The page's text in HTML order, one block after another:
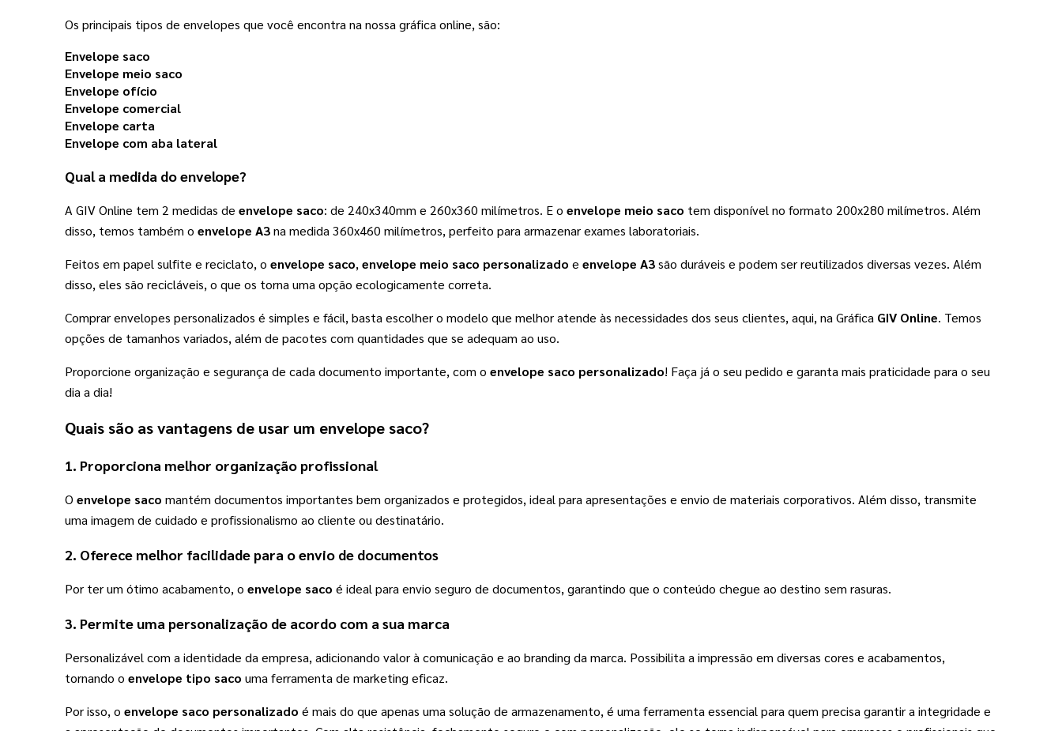
Os principais tipos de envelopes que você encontra na nossa gráfica online, são:
Envelope saco
Envelope meio saco
Envelope ofício
Envelope comercial
Envelope carta
Envelope com aba lateral
Qual a medida do envelope?
A GIV Online tem 2 medidas de envelope saco: de 240x340mm e 260x360 milímetros. E o envelope meio saco tem disponível no formato 200x280 milímetros. Além
disso, temos também o envelope A3 na medida 360x460 milímetros, perfeito para armazenar exames laboratoriais.
Feitos em papel sulfite e reciclato, o envelope saco, envelope meio saco personalizado e envelope A3 são duráveis e podem ser reutilizados diversas vezes. Além
disso, eles são recicláveis, o que os torna uma opção ecologicamente correta.
Comprar envelopes personalizados é simples e fácil, basta escolher o modelo que melhor atende às necessidades dos seus clientes, aqui, na Gráfica GIV Online. Temos
opções de tamanhos variados, além de pacotes com quantidades que se adequam ao uso.
Proporcione organização e segurança de cada documento importante, com o envelope saco personalizado! Faça já o seu pedido e garanta mais praticidade para o seu
dia a dia!
Quais são as vantagens de usar um envelope saco?
1. Proporciona melhor organização profissional
O envelope saco mantém documentos importantes bem organizados e protegidos, ideal para apresentações e envio de materiais corporativos. Além disso, transmite
uma imagem de cuidado e profissionalismo ao cliente ou destinatário.
2. Oferece melhor facilidade para o envio de documentos
Por ter um ótimo acabamento, o envelope saco é ideal para envio seguro de documentos, garantindo que o conteúdo chegue ao destino sem rasuras.
3. Permite uma personalização de acordo com a sua marca
Personalizável com a identidade da empresa, adicionando valor à comunicação e ao branding da marca. Possibilita a impressão em diversas cores e acabamentos,
tornando o envelope tipo saco uma ferramenta de marketing eficaz.
Por isso, o envelope saco personalizado é mais do que apenas uma solução de armazenamento, é uma ferramenta essencial para quem precisa garantir a integridade e